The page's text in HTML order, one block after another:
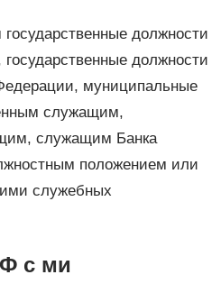
должности
должности
муниципальные
служащим,
служащим Банка
положением или
служебных
с ми